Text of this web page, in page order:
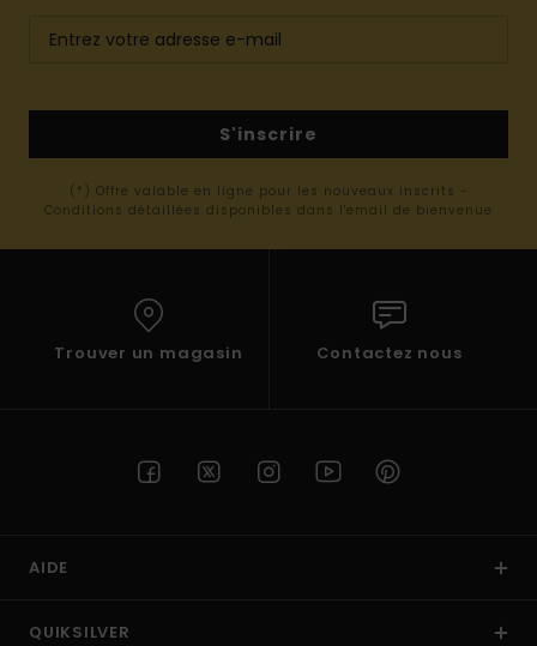
S'inscrire
(*) Offre valable en ligne pour les nouveaux inscrits -
Conditions détaillées disponibles dans l'email de bienvenue
Trouver un magasin Contactez nous
AIDE
QUIKSILVER